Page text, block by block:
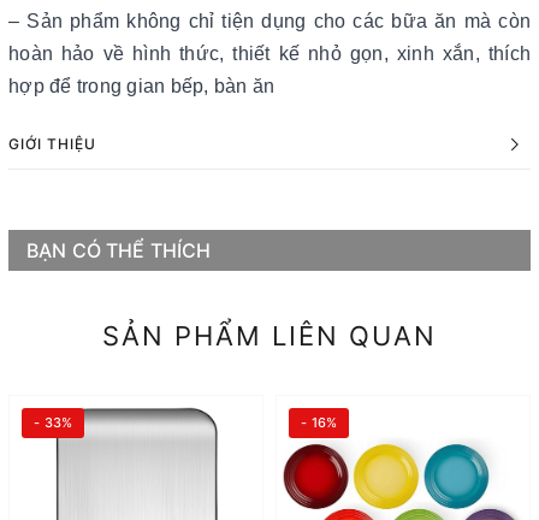
– Sản phẩm không chỉ tiện dụng cho các bữa ăn mà còn
hoàn hảo về hình thức, thiết kế nhỏ gọn, xinh xắn, thích
hợp để trong gian bếp, bàn ăn
GIỚI THIỆU
BẠN CÓ THỂ THÍCH
SẢN PHẨM LIÊN QUAN
- 33% - 16%